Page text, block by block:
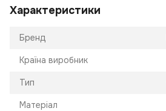
Характеристики
Бренд
Країна виробник
Тип
Матеріал